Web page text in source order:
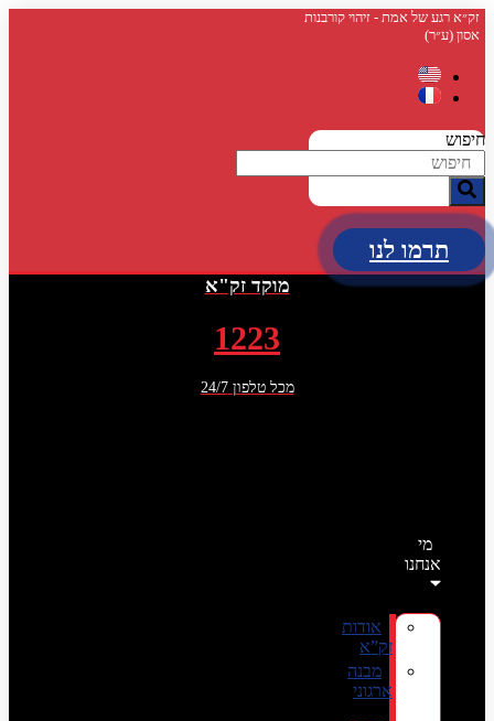
דלג
לתוכן
זק״א רגע של אמת - זיהוי קורבנות
אסון (ע״ר)
חיפוש
תרמו לנו
מוקד זק"א
1223
מכל טלפון 24/7
מי
אנחנו
אודות
זק”א
מבנה
ארגוני